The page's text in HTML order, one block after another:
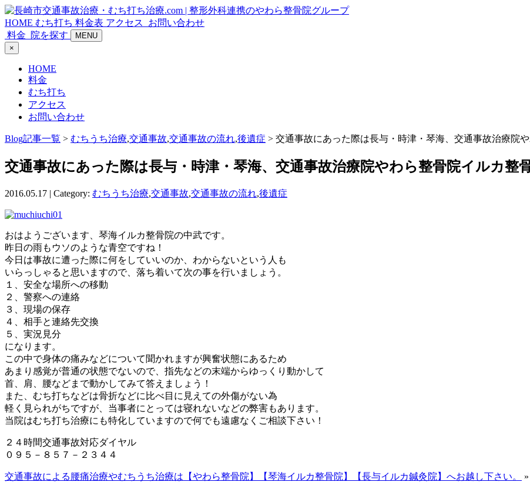
HOME むち打ち 料金表 アクセス
お問い合わせ
料金
院を探す
MENU
×
HOME
料金
むち打ち
アクセス
お問い合わせ
Blog記事一覧 > むちうち治療,交通事故,交通事故の流れ,後遺症 > 交通事故にあった際は長与・時津・琴海、交通事故治療院
交通事故にあった際は長与・時津・琴海、交通事故治療院やわら整骨院イルカ整
2016.05.17 | Category: むちうち治療,交通事故,交通事故の流れ,後遺症
おはようございます、琴海イルカ整骨院の中武です。
昨日の雨もウソのような青空ですね！
今日は事故に遭った際に何をしていいのか、わからないという人も
いらっしゃると思いますので、落ち着いて次の事を行いましょう。
１、安全な場所への移動
２、警察への連絡
３、現場の保存
４、相手と連絡先交換
５、実況見分
になります。
この中で身体の痛みなどについて聞かれますが興奮状態にあるため
あまり感覚が普通の状態でないので、指先などの末端からゆっくり動かして
首、肩、腰などまで動かしてみて答えましょう！
また、むち打ちなどは骨折などに比べ目に見えての外傷がない為
軽く見られがちですが、当事者にとっては寝れないなどの弊害もあります。
当院はむち打ち治療にも特化していますので何でも遠慮なくご相談下さい！
２４時間交通事故対応ダイヤル
０９５－８５７－２３４４
交通事故による腰痛治療やむちうち治療は【やわら整骨院】【琴海イルカ整骨院】【長与イルカ鍼灸院】へお越し下さい。 »